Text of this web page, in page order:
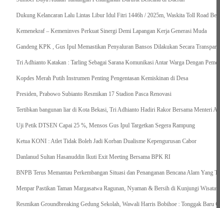
Dukung Kelancaran Lalu Lintas Libur Idul Fitri 1446h / 2025m, Waskita Toll Road
Kemenekraf – Kemeninves Perkuat Sinergi Demi Lapangan Kerja Generasi Muda
Gandeng KPK , Gus Ipul Memastikan Penyaluran Bansos Dilakukan Secara Transparan
Tri Adhianto Katakan : Tarling Sebagai Sarana Komunikasi Antar Warga Dengan
Kopdes Merah Putih Instrumen Penting Pengentasan Kemiskinan di Desa
Presiden, Prabowo Subianto Resmikan 17 Stadion Pasca Renovasi
Tertibkan bangunan liar di Kota Bekasi, Tri Adhianto Hadiri Rakor Bersama Menteri
Uji Petik DTSEN Capai 25 %, Mensos Gus Ipul Targetkan Segera Rampung
Ketua KONI : Atlet Tidak Boleh Jadi Korban Dualisme Kepengurusan Cabor
Danlanud Sultan Hasanuddin Ikuti Exit Meeting Bersama BPK RI
BNPB Terus Memantau Perkembangan Situasi dan Penanganan Bencana Alam Yang
Menpar Pastikan Taman Margasatwa Ragunan, Nyaman & Bersih di Kunjungi
Resmikan Groundbreaking Gedung Sekolah, Wawali Harris Bobihoe : Tonggak Baru